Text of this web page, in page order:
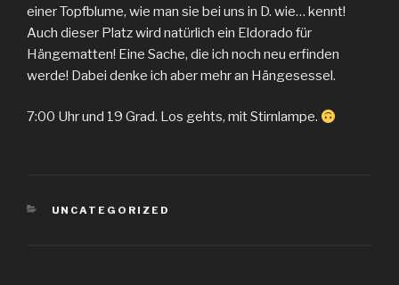
einer Topfblume, wie man sie bei uns in D. wie… kennt!
Auch dieser Platz wird natürlich ein Eldorado für
Hängematten! Eine Sache, die ich noch neu erfinden
werde! Dabei denke ich aber mehr an Hängesessel.
7:00 Uhr und 19 Grad. Los gehts, mit Stirnlampe.
KATEGORIEN
UNCATEGORIZED